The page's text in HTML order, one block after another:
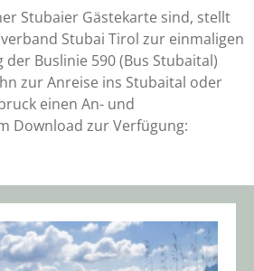
Stubaier Gästekarte sind, stellt
Stubai Tirol zur einmaligen
Buslinie 590 (Bus Stubaital)
zur Anreise ins Stubaital oder
einen An- und
Download zur Verfügung: